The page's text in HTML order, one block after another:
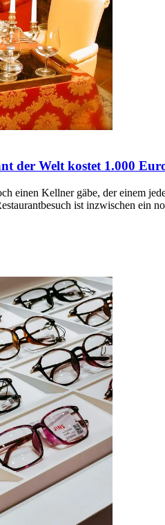
der Welt kostet 1.000
einen Kellner gäbe, der einem
ist inzwischen ein